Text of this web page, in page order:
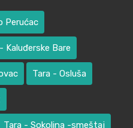
Perućac
Kaluđerske Bare
Tara - Osluša
Tara - Sokolina -smeštaj